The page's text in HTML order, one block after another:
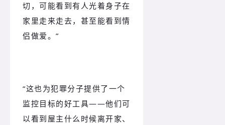
切，可能看到有人光着身子在
家里走来走去，甚至能看到情
侣做爱。”
“这也为犯罪分子提供了一个
监控目标的好工具——他们可
以看到屋主什么时候离开家、